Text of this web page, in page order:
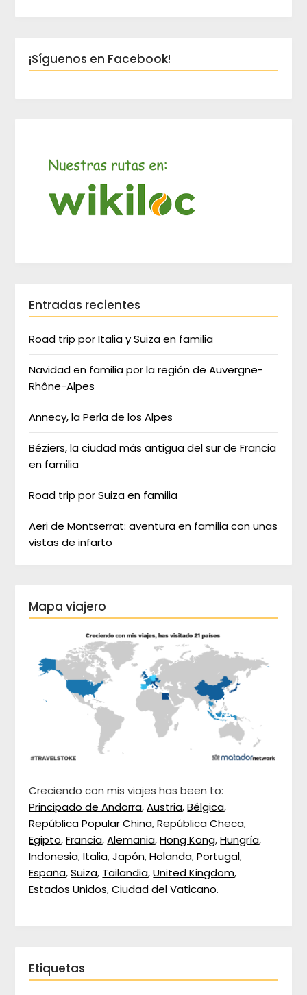
¡Síguenos en Facebook!
Entradas recientes
Road trip por Italia y Suiza en familia
Navidad en familia por la región de Auvergne-
Rhône-Alpes
Annecy, la Perla de los Alpes
Béziers, la ciudad más antigua del sur de Francia
en familia
Road trip por Suiza en familia
Aeri de Montserrat: aventura en familia con unas
vistas de infarto
Mapa viajero
Creciendo con mis viajes has been to:
Principado de Andorra,Austria,Bélgica,
República Popular China,República Checa,
Egipto,Francia,Alemania,Hong Kong,Hungría,
Indonesia,Italia,Japón,Holanda,Portugal,
España,Suiza, Tailandia,United Kingdom,
Estados Unidos,Ciudad del Vaticano.
Etiquetas